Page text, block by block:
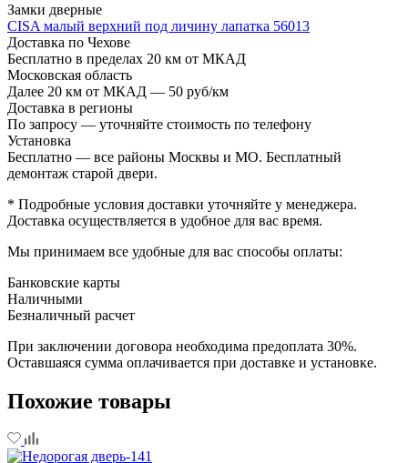
Замки дверные
CISA малый верхний под личину лапатка 56013
Доставка по Чехове
Бесплатно в пределах 20 км от МКАД
Московская область
Далее 20 км от МКАД — 50 руб/км
Доставка в регионы
По запросу — уточняйте стоимость по телефону
Установка
Бесплатно — все районы Москвы и МО. Бесплатный
демонтаж старой двери.
* Подробные условия доставки уточняйте у менеджера.
Доставка осуществляется в удобное для вас время.
Мы принимаем все удобные для вас способы оплаты:
Банковские карты
Наличными
Безналичный расчет
При заключении договора необходима предоплата 30%.
Оставшаяся сумма оплачивается при доставке и установке.
Похожие товары